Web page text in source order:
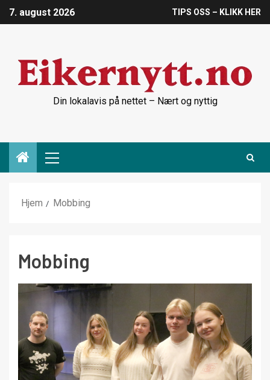
7. august 2026 TIPS OSS – KLIKK HER
Din lokalavis på nettet – Nært og nyttig
Hjem Mobbing
Mobbing